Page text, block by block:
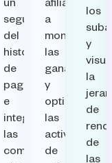
un
seguimiento
del
historial
de
pagos
e
integre
las
comisiones
afiliados
a
monitorear
las
ganancias
y
optimizar
las
actividades
de
los
y
la
de
de